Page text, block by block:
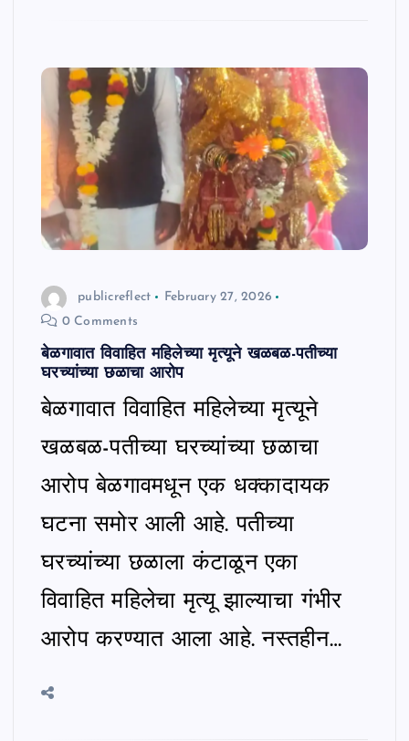
publicreflect
February 27, 2026
0 Comments
बेळगावात विवाहित महिलेच्या मृत्यूने खळबळ-पतीच्या
घरच्यांच्या छळाचा आरोप
बेळगावात विवाहित महिलेच्या मृत्यूने
खळबळ-पतीच्या घरच्यांच्या छळाचा
आरोप बेळगावमधून एक धक्कादायक
घटना समोर आली आहे. पतीच्या
घरच्यांच्या छळाला कंटाळून एका
विवाहित महिलेचा मृत्यू झाल्याचा गंभीर
आरोप करण्यात आला आहे. नस्तहीन…